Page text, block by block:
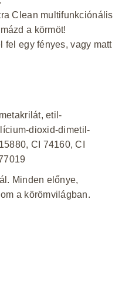
Clean multifunkciónális
a körmöt!
fel egy fényes, vagy matt
etil-
dioxid-dimetil-
CI 74160, CI
Minden előnye,
a körömvilágban.